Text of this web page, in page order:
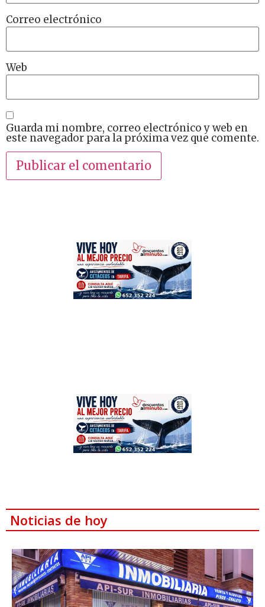
Correo electrónico
Web
Guarda mi nombre, correo electrónico y web en
este navegador para la próxima vez que comente.
Noticias de hoy